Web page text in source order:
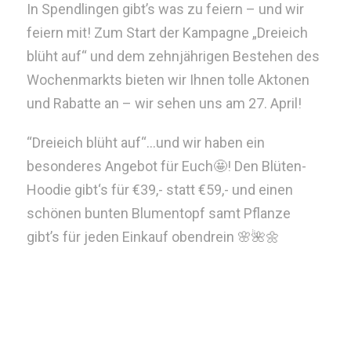
In Spendlingen gibt’s was zu feiern – und wir
feiern mit! Zum Start der Kampagne „Dreieich
blüht auf“ und dem zehnjährigen Bestehen des
Wochenmarkts bieten wir Ihnen tolle Aktonen
und Rabatte an – wir sehen uns am 27. April!
“Dreieich blüht auf“…und wir haben ein
besonderes Angebot für Euch🤩! Den Blüten-
Hoodie gibt‘s für €39,- statt €59,- und einen
schönen bunten Blumentopf samt Pflanze
gibt’s für jeden Einkauf obendrein 🌸🌺🌼